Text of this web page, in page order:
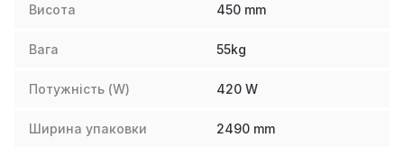
Висота 450 mm
Вага 55kg
Потужність (W) 420 W
Ширина упаковки 2490 mm